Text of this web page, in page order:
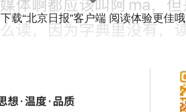
下载“北京日报”客户端 阅读体验更佳哦